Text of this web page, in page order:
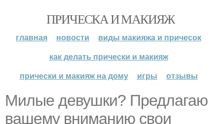
ПРИЧЕСКА И МАКИЯЖ
главная новости
виды макияжа и причесок
как делать прически и макияж
прически и макияж на дому
игры отзывы
Милые девушки? Предлагаю
вашему вниманию свои